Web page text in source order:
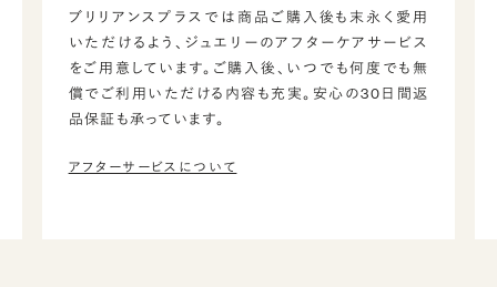
ブリリアンスプラスでは商品ご購入後も末永く愛用
いただけるよう、ジュエリーのアフターケアサービス
をご用意しています。ご購入後、いつでも何度でも無
償でご利用いただける内容も充実。安心の30日間返
品保証も承っています。
アフターサービスについて